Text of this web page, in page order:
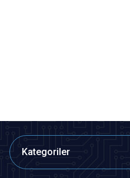
Kategoriler